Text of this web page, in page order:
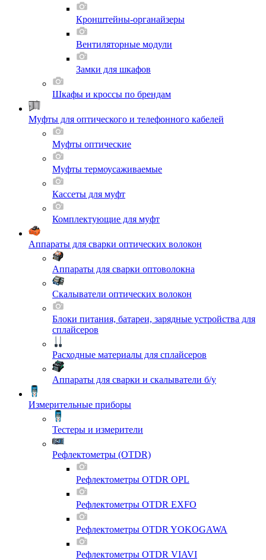
Кронштейны-органайзеры
Вентиляторные модули
Замки для шкафов
Шкафы и кроссы по брендам
Муфты для оптического и телефонного кабелей
Муфты оптические
Муфты термоусаживаемые
Кассеты для муфт
Комплектующие для муфт
Аппараты для сварки оптических волокон
Аппараты для сварки оптоволокна
Скалыватели оптических волокон
Блоки питания, батареи, зарядные устройства для
сплайсеров
Расходные материалы для сплайсеров
Аппараты для сварки и скалыватели б/у
Измерительные приборы
Тестеры и измерители
Рефлектометры (OTDR)
Рефлектометры OTDR OPL
Рефлектометры OTDR EXFO
Рефлектометры OTDR YOKOGAWA
Рефлектометры OTDR VIAVI